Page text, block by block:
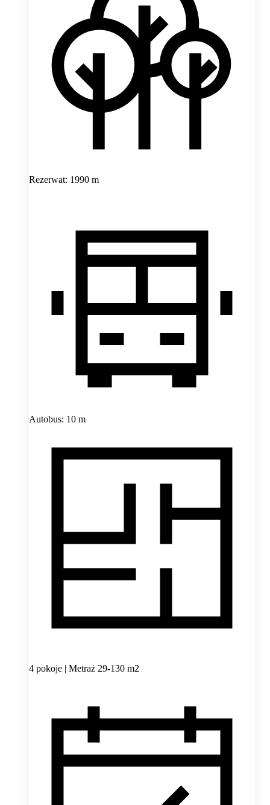
Rezerwat: 1990 m
Autobus: 10 m
4 pokoje | Metraż 29-130 m2